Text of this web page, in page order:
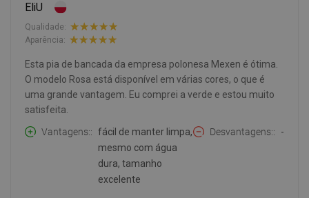
EliU
Qualidade:
Aparência:
Esta pia de bancada da empresa polonesa Mexen é ótima.
O modelo Rosa está disponível em várias cores, o que é
uma grande vantagem. Eu comprei a verde e estou muito
satisfeita.
Vantagens:
fácil de manter limpa,
mesmo com água
dura, tamanho
excelente
Desvantagens: -